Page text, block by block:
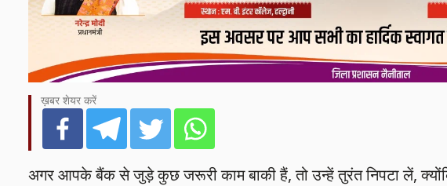
ख़बर शेयर करें
अगर आपके बैंक से जुड़े कुछ जरूरी काम बाकी हैं, तो उन्हें तुरंत निपटा लें,